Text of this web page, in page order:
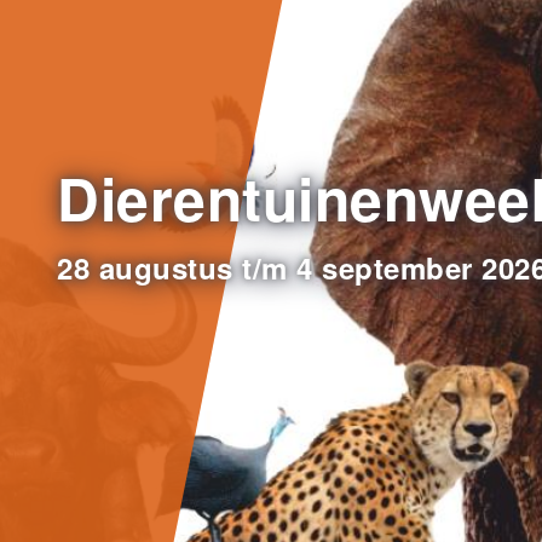
28 augustus t/m 4 september